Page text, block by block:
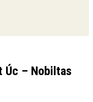
Úc – Nobiltas